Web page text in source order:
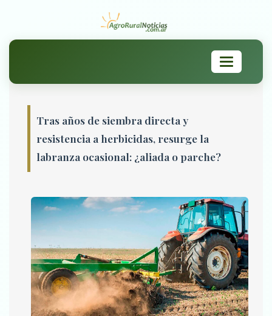
Toggle
navigation
Tras años de siembra directa y
resistencia a herbicidas, resurge la
labranza ocasional: ¿aliada o parche?